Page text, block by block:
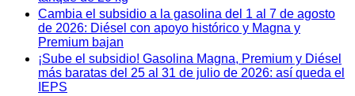
Cambia el subsidio a la gasolina del 1 al 7 de agosto
de 2026: Diésel con apoyo histórico y Magna y
Premium bajan
¡Sube el subsidio! Gasolina Magna, Premium y Diésel
más baratas del 25 al 31 de julio de 2026: así queda el
IEPS